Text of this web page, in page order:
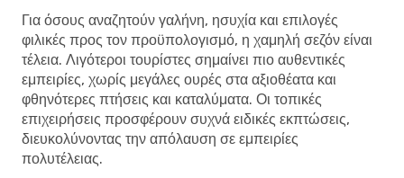
Για όσους αναζητούν γαλήνη, ησυχία και επιλογές
φιλικές προς τον προϋπολογισμό, η χαμηλή σεζόν είναι
τέλεια. Λιγότεροι τουρίστες σημαίνει πιο αυθεντικές
εμπειρίες, χωρίς μεγάλες ουρές στα αξιοθέατα και
φθηνότερες πτήσεις και καταλύματα. Οι τοπικές
επιχειρήσεις προσφέρουν συχνά ειδικές εκπτώσεις,
διευκολύνοντας την απόλαυση σε εμπειρίες
πολυτέλειας.